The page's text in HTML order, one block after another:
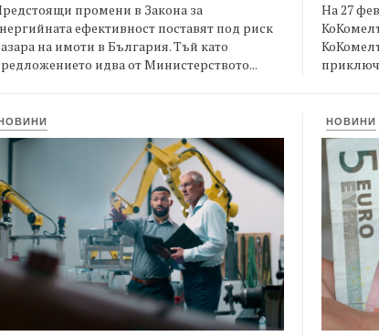
промени в Закона за
ефективност поставят под риск
на имоти в България. Тъй като
идва от Министерството...
На 27
НОВИНИ